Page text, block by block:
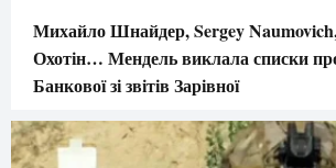
Михайло Шнайдер, Sergey
Охотін… Мендель виклала списки
Банкової зі звітів Зарівної